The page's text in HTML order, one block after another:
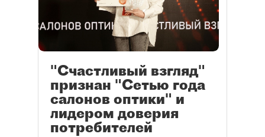
"Счастливый взгляд"
признан "Сетью года
салонов оптики" и
лидером доверия
потребителей